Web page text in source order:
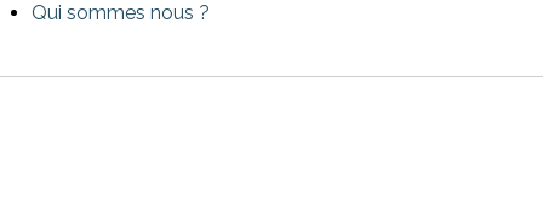
Qui sommes nous ?